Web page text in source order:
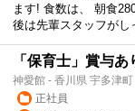
ます! 食数は、 朝食
後は先輩スタッフがし
「保育士」賞与あ
神愛館 - 香川県 宇多津
正社員